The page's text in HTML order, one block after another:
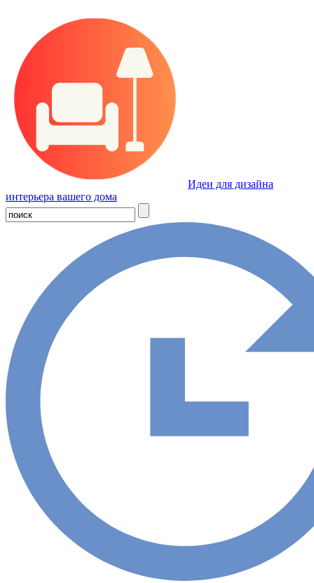
Идеи для дизайна
интерьера вашего дома